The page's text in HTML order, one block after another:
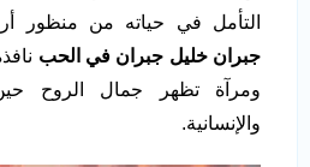
التأمل في حياته من منظور
جبران خليل جبران في الحب
ومرآة تظهر جمال الروح
والإنسانية.